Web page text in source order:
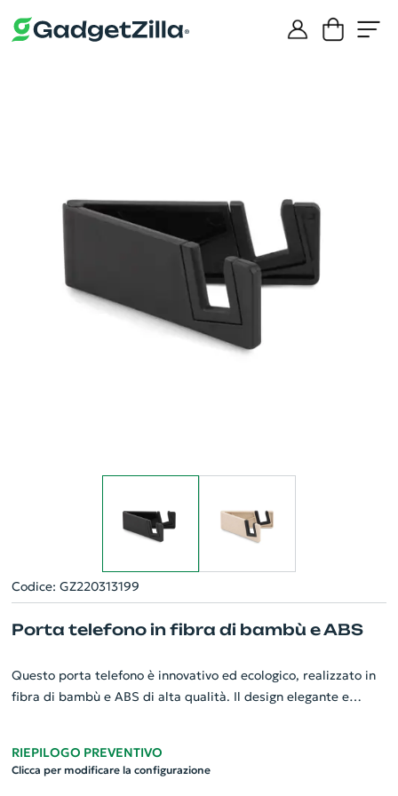
Codice: GZ220313199
Porta telefono in fibra di bambù e ABS
Questo porta telefono è innovativo ed ecologico, realizzato in
fibra di bambù e ABS di alta qualità. Il design elegante e
robustezza e durata, mentre il materiale ABS assicura una
RIEPILOGO PREVENTIVO
Clicca per modificare la configurazione